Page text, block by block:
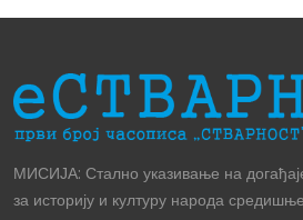
МИСИЈА: Стално указивање на
за историју и културу народа